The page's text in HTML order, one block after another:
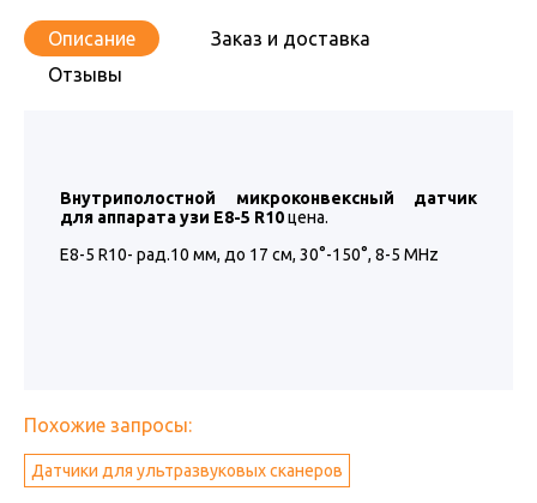
Описание
Заказ и доставка
Отзывы
Внутриполостной микроконвексный датчик
для аппарата узи E8-5 R10цена.
E8-5 R10- рад.10 мм, до 17 см, 30°-150°, 8-5 MHz
Похожие запросы:
Датчики для ультразвуковых сканеров